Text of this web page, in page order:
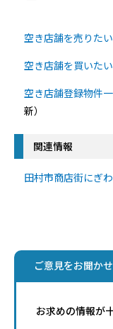
空き店舗を売りた
空き店舗を買いた
空き店舗登録物件
新）
関連情報
田村市商店街にぎ
ご意見をお聞か
お求めの情報が